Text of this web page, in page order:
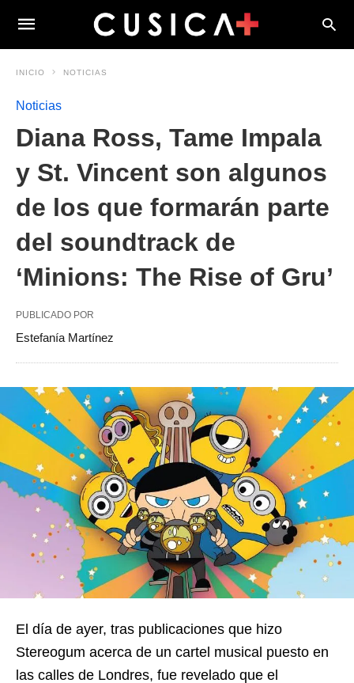
INICIO NOTICIAS
Noticias
Diana Ross, Tame Impala
y St. Vincent son algunos
de los que formarán parte
del soundtrack de
‘Minions: The Rise of Gru’
PUBLICADO POR
Estefanía Martínez
El día de ayer, tras publicaciones que hizo
Stereogum acerca de un cartel musical puesto en
las calles de Londres, fue revelado que el